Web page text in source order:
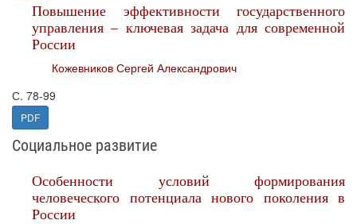
Повышение эффективности государственного
управления – ключевая задача для современной
России
Кожевников Сергей Александрович
С. 78-99
PDF
Социальное развитие
Особенности условий формирования
человеческого потенциала нового поколения в
России